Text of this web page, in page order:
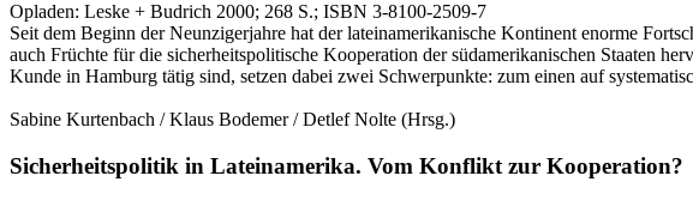
Opladen: Leske + Budrich 2000; 268 S.; ISBN 3-8100-2509-7
Seit dem Beginn der Neunzigerjahre hat der lateinamerikanische Kontinent enorme
auch Früchte für die sicherheitspolitische Kooperation der südamerikanischen Staaten
Kunde in Hamburg tätig sind, setzen dabei zwei Schwerpunkte: zum einen auf
Sabine Kurtenbach / Klaus Bodemer / Detlef Nolte (Hrsg.)
Sicherheitspolitik in Lateinamerika. Vom Konflikt zur Kooperation?